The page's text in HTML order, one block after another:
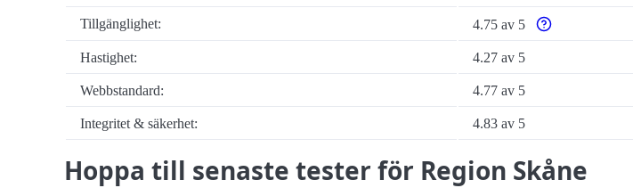
Tillgänglighet: 4.75 av 5
Varför enbart
Hastighet:
4.27 av 5
Webbstandard: 4.77 av 5
Integritet & säkerhet: 4.83 av 5
Hoppa till senaste tester för Region Skåne